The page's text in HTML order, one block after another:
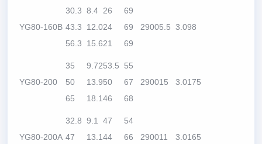
YG80-160B
30.3
43.3
56.3
8.4
12.0
15.6
26
24
21
69
69
69
29005.5 3.098
YG80-200
35
50
65
9.72
13.9
18.1
53.5
50
46
55
67
68
290015 3.0175
YG80-200A
32.8
47
9.1
13.1
47
44
54
66
290011 3.0165